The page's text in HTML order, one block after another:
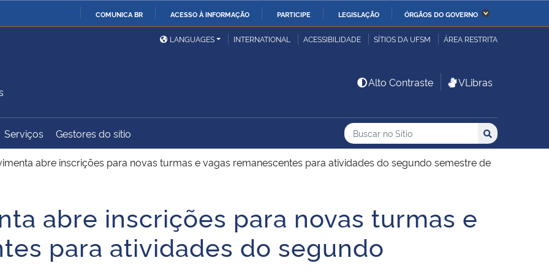
COMUNICA BR ACESSO À INFORMAÇÃO PARTICIPE LEGISLAÇÃO ÓRGÃOS DO GOVERNO
Ministério da Defesa
Ministério das Relações
Exteriores
Ministério da Economia Ministério da Infraestrutura
Ministério da Ciência,
Tecnologia, Inovações e
Ministério do
Desenvolvimento Regional
Família e dos Direitos
Advocacia-Geral da União Banco Central do Brasil
LANGUAGES INTERNATIONAL ACESSIBILIDADE SÍTIOS DA UFSM ÁREA RESTRITA
Alto Contraste VLibras
Serviços Gestores do sítio Busca
Buscar no no Sítio
Busca: Buscar
abre inscrições para novas turmas e vagas remanescentes para atividades do segundo semestre de
abre inscrições para novas turmas e
para atividades do segundo